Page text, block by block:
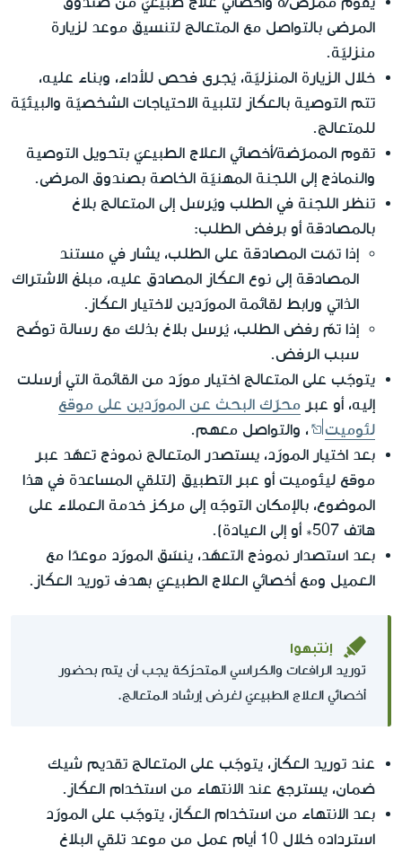
المرضى بالتواصل مع المتعالج لتنسيق موعد لزيارة
منزليّة.
خلال الزيارة المنزليّة، يُجرى فحص للأداء، وبناء عليه،
تتم التوصية بالعكّاز لتلبية الاحتياجات الشخصيّة والبيئيّة
للمتعالج.
تقوم الممرّضة/أخصائي العلاج الطبيعيّ بتحويل التوصية
والنماذج إلى اللجنة المهنيّة الخاصة بصندوق المرضى.
تنظر اللجنة في الطلب ويُرسَل إلى المتعالج بلاغ
بالمصادقة أو برفض الطلب:
إذا تمّت المصادقة على الطلب، يشار في مستند
المصادقة إلى نوع العكّاز المصادق عليه، مبلغ الاشتراك
الذاتي ورابط لقائمة المورّدين لاختيار العكّاز.
إذا تمّ رفض الطلب، يُرسل بلاغ بذلك مع رسالة توضّح
سبب الرفض.
يتوجّب على المتعالج اختيار مورّد من القائمة التي أرسلت
إليه، أو عبر محرّك البحث عن المورّدين على موقع
لئوميت
، والتواصل معهم.
بعد اختيار المورّد، يستصدر المتعالج نموذج تعهّد عبر
موقع ليئوميت أو عبر التطبيق (لتلقي المساعدة في هذا
الموضوع، بالإمكان التوجّه إلى مركز خدمة العملاء على
هاتف 507* أو إلى العيادة).
بعد استصدار نموذج التعهّد، ينسّق المورّد موعدًا مع
العميل ومع أخصائي العلاج الطبيعيّ بهدف توريد العكّاز.
إنتبهوا
توريد الرافعات والكراسي المتحرّكة يجب أن يتم بحضور
أخصائي العلاج الطبيعيّ لغرض إرشاد المتعالج.
عند توريد العكّاز، يتوجّب على المتعالج تقديم شيك
ضمان، يسترجع عند الانتهاء من استخدام العكّاز.
بعد الانتهاء من استخدام العكّاز، يتوجّب على المورّد
استرداده خلال 10 أيام عمل من موعد تلقي البلاغ